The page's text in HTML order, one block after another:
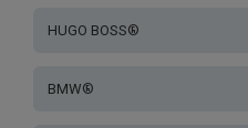
HUGO BOSS®
BMW®